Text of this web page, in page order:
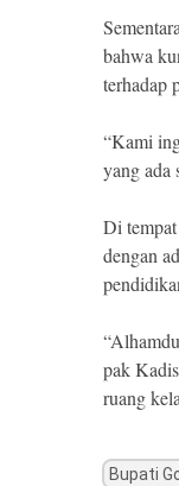
bahwa
terhadap
“Kami
yang ada
Di
dengan
pak
ruang
Bupati